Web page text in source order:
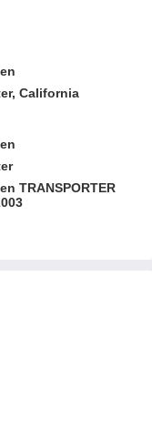
California
TRANSPORTER